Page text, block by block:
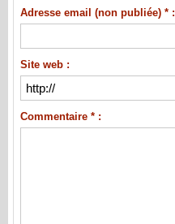
Adresse email (non publiée) * :
Site web :
Commentaire * :